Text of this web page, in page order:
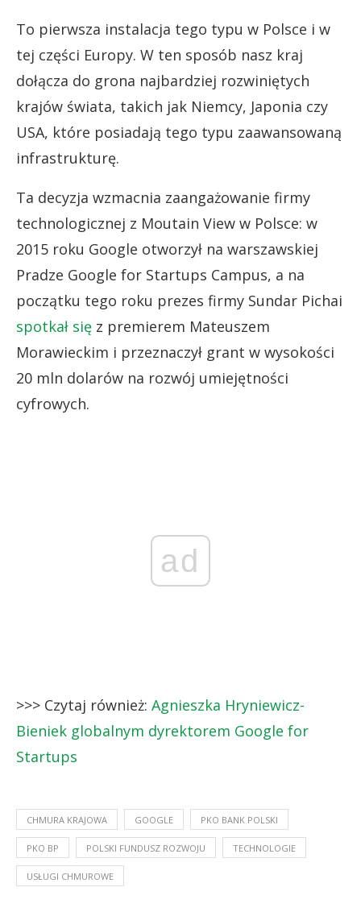
To pierwsza instalacja tego typu w Polsce i w
tej części Europy. W ten sposób nasz kraj
dołącza do grona najbardziej rozwiniętych
krajów świata, takich jak Niemcy, Japonia czy
USA, które posiadają tego typu zaawansowaną
infrastrukturę.
Ta decyzja wzmacnia zaangażowanie firmy
technologicznej z Moutain View w Polsce: w
2015 roku Google otworzył na warszawskiej
Pradze Google for Startups Campus, a na
początku tego roku prezes firmy Sundar Pichai
spotkał się z premierem Mateuszem
Morawieckim i przeznaczył grant w wysokości
20 mln dolarów na rozwój umiejętności
cyfrowych.
ad
>>> Czytaj również: Agnieszka Hryniewicz-
Bieniek globalnym dyrektorem Google for
Startups
CHMURA KRAJOWA GOOGLE PKO BANK POLSKI
PKO BP POLSKI FUNDUSZ ROZWOJU TECHNOLOGIE
USŁUGI CHMUROWE